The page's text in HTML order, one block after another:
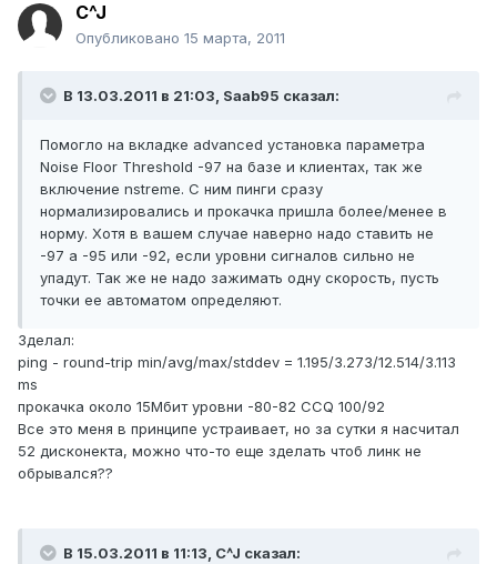
C^J
Опубликовано 15 марта, 2011
В 13.03.2011 в 21:03, Saab95 сказал:
Помогло на вкладке advanced установка параметра
Noise Floor Threshold -97 на базе и клиентах, так же
включение nstreme. С ним пинги сразу
нормализировались и прокачка пришла более/менее в
норму. Хотя в вашем случае наверно надо ставить не
-97 а -95 или -92, если уровни сигналов сильно не
упадут. Так же не надо зажимать одну скорость, пусть
точки ее автоматом определяют.
Зделал:
ping - round-trip min/avg/max/stddev = 1.195/3.273/12.514/3.113
ms
прокачка около 15Мбит уровни -80-82 CCQ 100/92
Все это меня в принципе устраивает, но за сутки я насчитал
52 дисконекта, можно что-то еще зделать чтоб линк не
обрывался??
В 15.03.2011 в 11:13, C^J сказал: